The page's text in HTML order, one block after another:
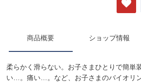
商品概要 ショップ情報
柔らかく滑らない。お子さまひとりで簡単
い…。痛い…。など、お子さまのバイオリ